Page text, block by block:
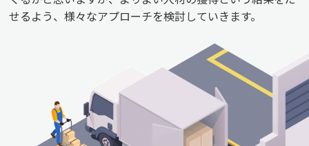
せるよう、様々なアプローチを検討していきます。